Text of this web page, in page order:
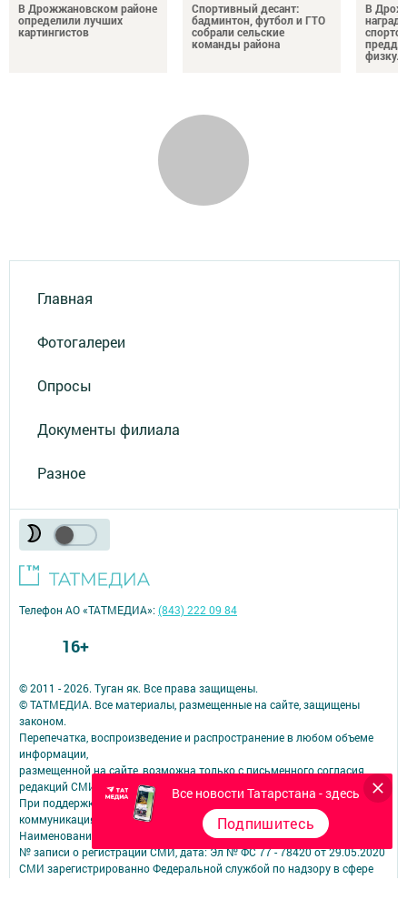
В Дрожжановском районе
определили лучших
картингистов
Спортивный десант:
бадминтон, футбол и ГТО
собрали сельские
команды района
В
Главная
Фотогалереи
Опросы
Документы филиала
Разное
Все новости Татарстана - здесь
Подпишитесь
© 2011 - 2026. Туган як. Все права защищены.
© ТАТМЕДИА. Все материалы, размещенные на сайте, защищены
законом.
Перепечатка, воспроизведение и распространение в любом объеме
информации,
размещенной на сайте, возможна только с письменного согласия
редакций СМИ.
При поддержке Республиканского агентства по печати и массовым
коммуникациям.
Наименование СМИ: Туган як
№ записи о регистрации СМИ, дата: Эл № ФС 77 - 78420 от 29.05.2020
СМИ зарегистрированно Федеральной службой по надзору в сфере
Телефон АО «ТАТМЕДИА»:(843) 222 09 84
16+